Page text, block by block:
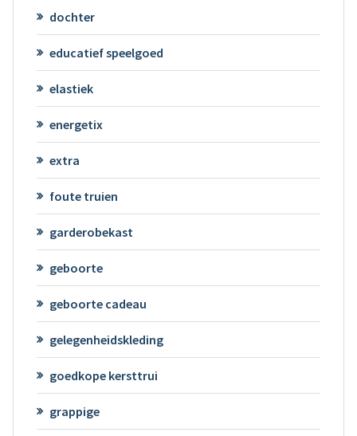
dochter
educatief speelgoed
elastiek
energetix
extra
foute truien
garderobekast
geboorte
geboorte cadeau
gelegenheidskleding
goedkope kersttrui
grappige